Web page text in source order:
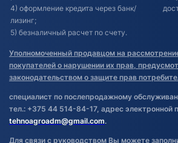
4) оформление кредита через банк/
лизинг;
5) безналичный расчет по счету.
Уполномоченный продавцом на
покупателей о нарушении их прав,
законодательством о защите прав
специалист по послепродажному
тел.: +375 44 514-84-17, адрес электронной
tehnoagroadm@gmail.com.
Для связи с руководством Вы можете